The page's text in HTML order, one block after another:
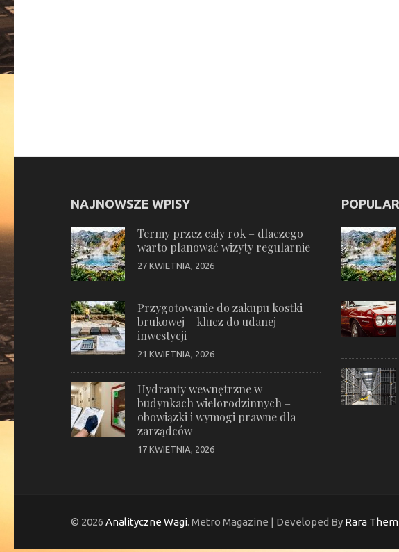
NAJNOWSZE WPISY
Termy przez cały rok – dlaczego
warto planować wizyty regularnie
27 KWIETNIA, 2026
Przygotowanie do zakupu kostki
brukowej – klucz do udanej
inwestycji
21 KWIETNIA, 2026
Hydranty wewnętrzne w
budynkach wielorodzinnych –
obowiązki i wymogi prawne dla
zarządców
17 KWIETNIA, 2026
© 2026 Analityczne Wagi. Metro Magazine | Developed By Rara